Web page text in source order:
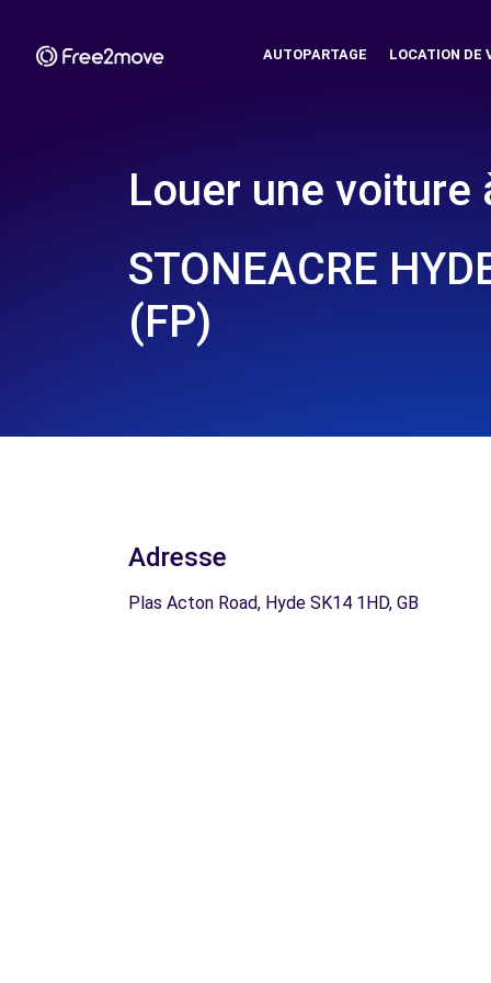
AUTOPARTAGE LOCATION DE
Louer une voiture
STONEACRE
(FP)
Adresse
Plas Acton Road, Hyde SK14 1HD, GB